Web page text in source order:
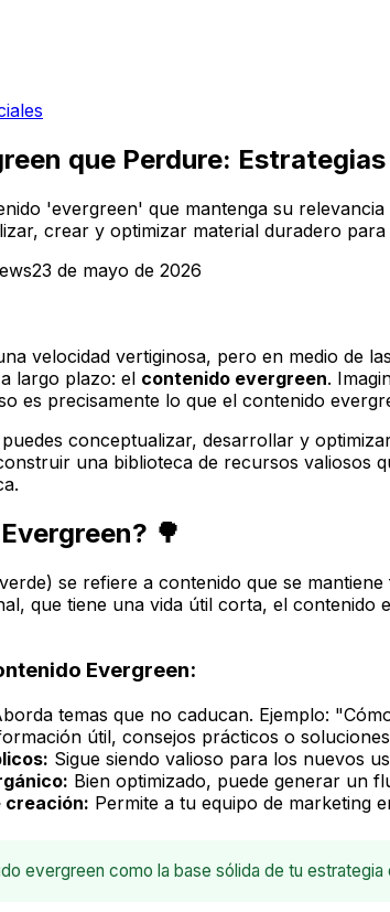
que Perdure:
'evergreen' que mantenga su
crear y optimizar material duradero
23 de mayo de 2026
velocidad vertiginosa, pero en medio de
largo plazo: el contenido evergreen.
es precisamente lo que el contenido
conceptualizar, desarrollar y
una biblioteca de recursos valiosos
🌳
se refiere a contenido que se
que tiene una vida útil corta, el
Evergreen:
temas que no caducan. Ejemplo:
útil, consejos prácticos o
Sigue siendo valioso para los nuevos
Bien optimizado, puede generar un
creación: Permite a tu equipo de marketing
evergreen como la base sólida de tu